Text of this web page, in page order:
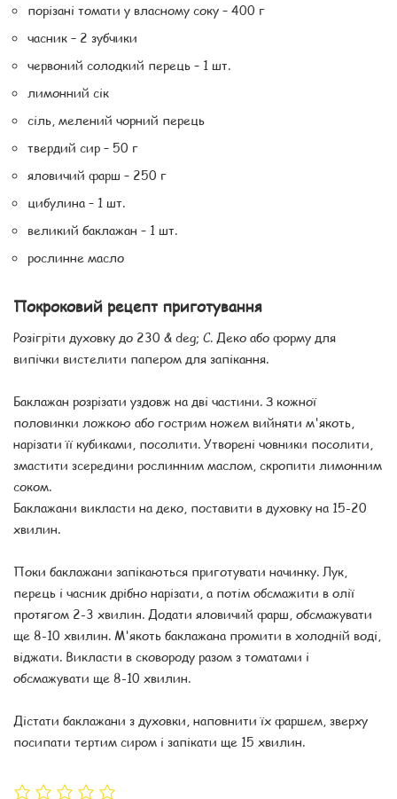
порізані томати у власному соку – 400 г
часник – 2 зубчики
червоний солодкий перець – 1 шт.
лимонний сік
сіль, мелений чорний перець
твердий сир – 50 г
яловичий фарш – 250 г
цибулина – 1 шт.
великий баклажан – 1 шт.
рослинне масло
Покроковий рецепт приготування
Розігріти духовку до 230 & deg; C. Деко або форму для
випічки вистелити папером для запікання.
Баклажан розрізати уздовж на дві частини. З кожної
половинки ложкою або гострим ножем вийняти м'якоть,
нарізати її кубиками, посолити. Утворені човники посолити,
змастити зсередини рослинним маслом, скропити лимонним
соком.
Баклажани викласти на деко, поставити в духовку на 15-20
хвилин.
Поки баклажани запікаються приготувати начинку. Лук,
перець і часник дрібно нарізати, а потім обсмажити в олії
протягом 2-3 хвилин. Додати яловичий фарш, обсмажувати
ще 8-10 хвилин. М'якоть баклажана промити в холодній воді,
віджати. Викласти в сковороду разом з томатами і
обсмажувати ще 8-10 хвилин.
Дістати баклажани з духовки, наповнити їх фаршем, зверху
посипати тертим сиром і запікати ще 15 хвилин.